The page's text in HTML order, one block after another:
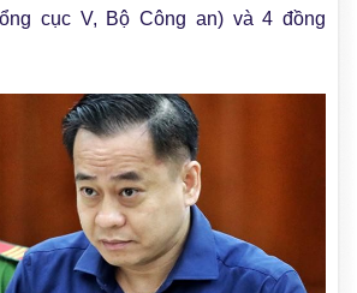
cục V, Bộ Công an) và 4 đồng